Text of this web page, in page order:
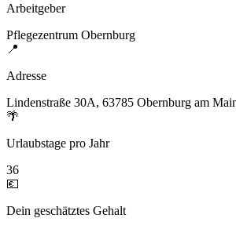
Arbeitgeber
Pflegezentrum Obernburg
📍
Adresse
Lindenstraße 30A, 63785 Obernburg am
🌴
Urlaubstage pro Jahr
36
💶
Dein geschätztes Gehalt